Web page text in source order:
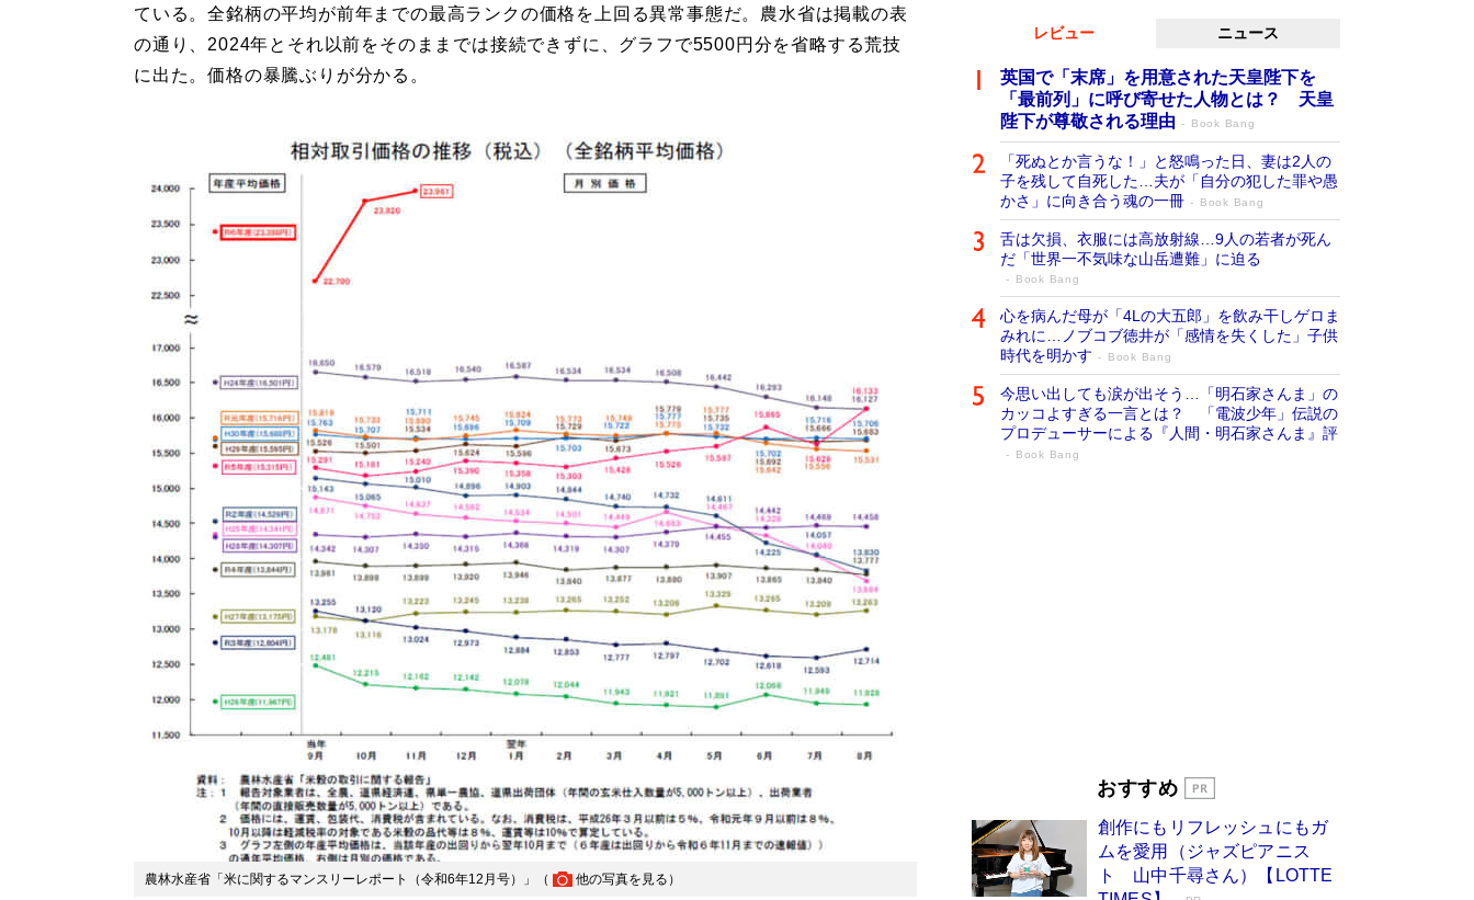
ている。全銘柄の平均が前年までの最高ランクの価格を上回る異常事態だ。農水省は掲載の表
の通り、2024年とそれ以前をそのままでは接続できずに、グラフで5500円分を省略する荒技
に出た。価格の暴騰ぶりが分かる。
農林水産省「米に関するマンスリーレポート（令和6年12月号）」（ 他の写真を見る ）
レビュー ニュース
英国で「末席」を用意された天皇陛下を
「最前列」に呼び寄せた人物とは？ 天皇
陛下が尊敬される理由
Book Bang
「死ぬとか言うな！」と怒鳴った日、妻は2人の
子を残して自死した…夫が「自分の犯した罪や愚
かさ」に向き合う魂の一冊
Book Bang
舌は欠損、衣服には高放射線…9人の若者が死ん
だ「世界一不気味な山岳遭難」に迫る
Book Bang
心を病んだ母が「4Lの大五郎」を飲み干しゲロま
みれに…ノブコブ徳井が「感情を失くした」子供
時代を明かす
Book Bang
今思い出しても涙が出そう…「明石家さんま」の
カッコよすぎる一言とは？ 「電波少年」伝説の
プロデューサーによる『人間・明石家さんま』評
Book Bang
版には「宇宙で描かれたマンガ」も収録
友近氏、絶賛！ 鎌倉を舞台に、孤独を抱えた
人々が新たな一歩を踏み出す連作短篇集『海のほ
とりのプラネット』試し読み
Book Bang
おすすめ
創作にもリフレッシュにもガ
ムを愛用（ジャズピアニス
ト 山中千尋さん）【LOTTE